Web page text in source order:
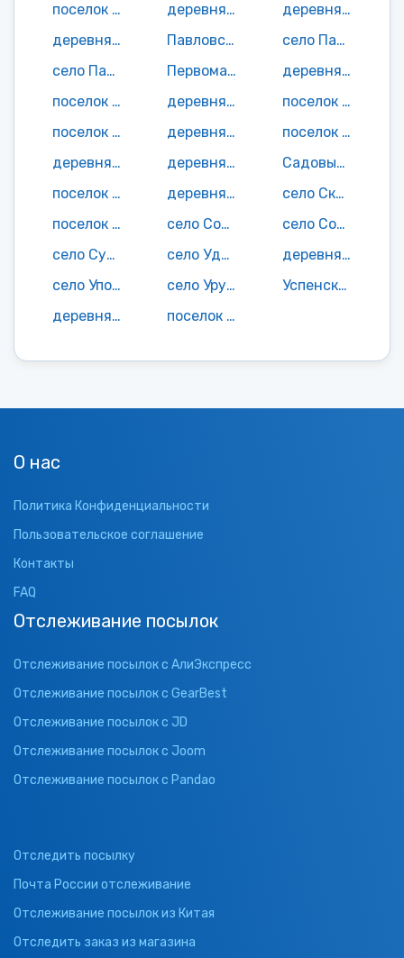
поселок Новый Городец
деревня Ольховка
деревня Орменка
деревня Павловка
Павловский поселок
село Палужье
село Паниковец
Первомайский поселок
деревня Переторги
поселок Пильшино
деревня Пильшино
поселок Платовый Дуб
поселок Покровка
деревня Полубеевка
поселок Порошино
деревня Рясное
деревня Саврасовка
Садовый поселок
поселок Семеновка
деревня Скрябино
село Скуратово
поселок Согласие
село Сосновка
село Сосновое Болото
село Субботово
село Удельные Уты
деревня Упологи
село Упорой
село Уручье
Успенский поселок
деревня Хмелево
поселок Хутор-Бор
О нас
Политика Конфиденциальности
Пользовательское соглашение
Контакты
FAQ
Отслеживание посылок
Отслеживание посылок с АлиЭкспресс
Отслеживание посылок с GearBest
Отслеживание посылок с JD
Отслеживание посылок с Joom
Отслеживание посылок с Pandao
Отследить посылку
Почта России отслеживание
Отслеживание посылок из Китая
Отследить заказ из магазина